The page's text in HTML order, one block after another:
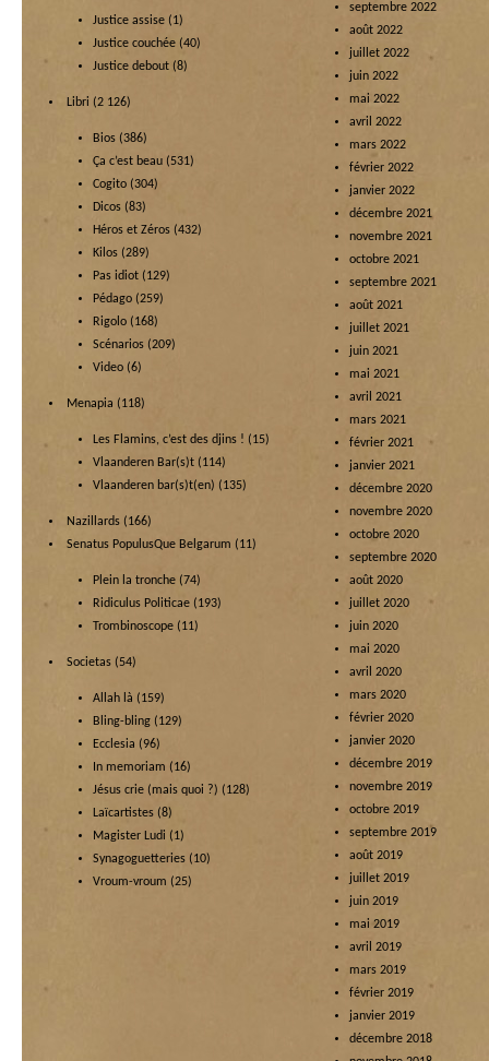
Justice assise (1)
Justice couchée (40)
Justice debout (8)
Libri (2 126)
Bios (386)
Ça c’est beau (531)
Cogito (304)
Dicos (83)
Héros et Zéros (432)
Kilos (289)
Pas idiot (129)
Pédago (259)
Rigolo (168)
Scénarios (209)
Video (6)
Menapia (118)
Les Flamins, c’est des djins ! (15)
Vlaanderen Bar(s)t (114)
Vlaanderen bar(s)t(en) (135)
Nazillards (166)
Senatus PopulusQue Belgarum (11)
Plein la tronche (74)
Ridiculus Politicae (193)
Trombinoscope (11)
Societas (54)
Allah là (159)
Bling-bling (129)
Ecclesia (96)
In memoriam (16)
Jésus crie (mais quoi ?) (128)
Laïcartistes (8)
Magister Ludi (1)
Synagoguetteries (10)
Vroum-vroum (25)
septembre 2022
août 2022
juillet 2022
juin 2022
mai 2022
avril 2022
mars 2022
février 2022
janvier 2022
décembre 2021
novembre 2021
octobre 2021
septembre 2021
août 2021
juillet 2021
juin 2021
mai 2021
avril 2021
mars 2021
février 2021
janvier 2021
décembre 2020
novembre 2020
octobre 2020
septembre 2020
août 2020
juillet 2020
juin 2020
mai 2020
avril 2020
mars 2020
février 2020
janvier 2020
décembre 2019
novembre 2019
octobre 2019
septembre 2019
août 2019
juillet 2019
juin 2019
mai 2019
avril 2019
mars 2019
février 2019
janvier 2019
décembre 2018